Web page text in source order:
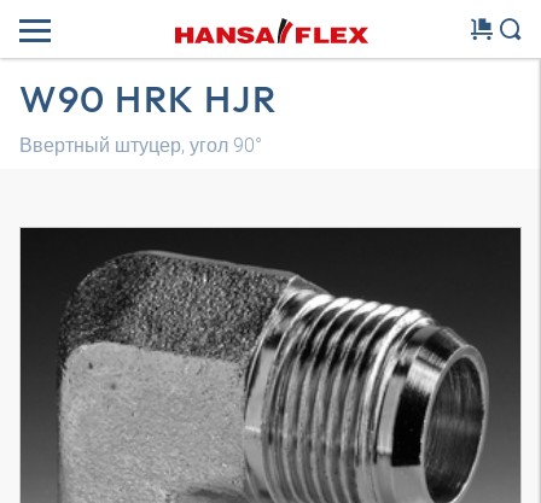
W90 HRK HJR
Ввертный штуцер, угол 90°
Трехмерная модель